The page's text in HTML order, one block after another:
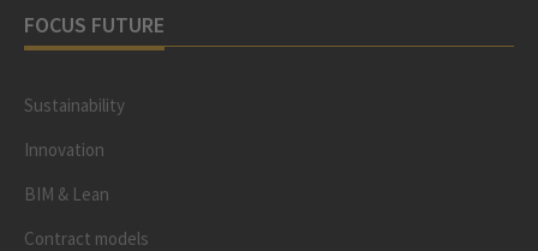
FOCUS FUTURE
Sustainability
Innovation
BIM & Lean
Contract models